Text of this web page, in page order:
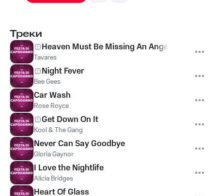
Треки
Heaven Must Be Missing An Angel
Tavares
Night Fever
Bee Gees
Car Wash
Rose Royce
Get Down On It
Kool & The Gang
Never Can Say Goodbye
Gloria Gaynor
I Love the Nightlife
Alicia Bridges
Heart Of Glass